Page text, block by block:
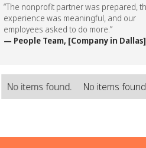
“The nonprofit partner was prepared,
experience was meaningful, and our
employees asked to do more.”
— People Team, [Company in Dallas]
No items found. No items